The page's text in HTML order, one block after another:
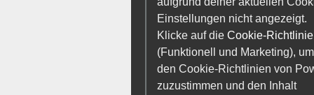
Einstellungen nicht angezeigt.
Klicke auf die Cookie-Richtlinie
(Funktionell und Marketing), um
den Cookie-Richtlinien von
zuzustimmen und den Inhalt